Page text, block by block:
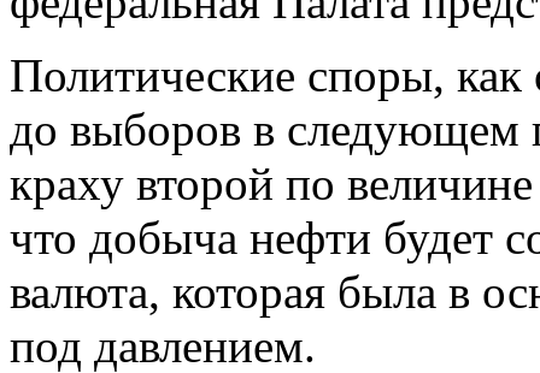
Политические споры, как
до выборов в следующем
краху второй по
что добыча нефти будет
валюта, которая была в
под давлением.